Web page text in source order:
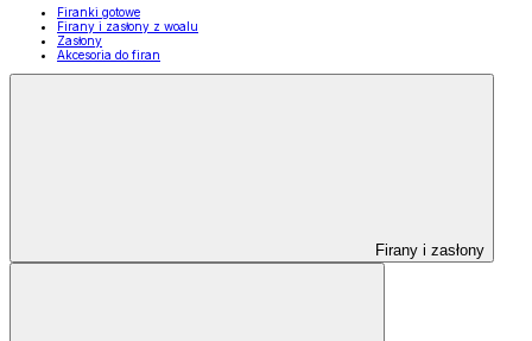
Firanki gotowe
Firany i zasłony z woalu
Zasłony
Akcesoria do firan
Firany i zasłony